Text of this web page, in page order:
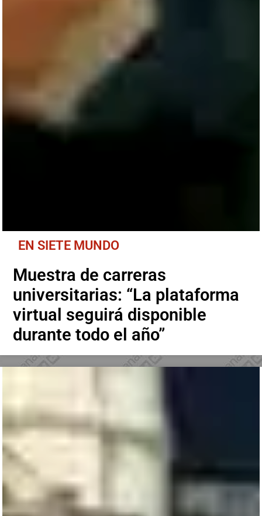
EN SIETE MUNDO
Muestra de carreras
universitarias: “La plataforma
virtual seguirá disponible
durante todo el año”